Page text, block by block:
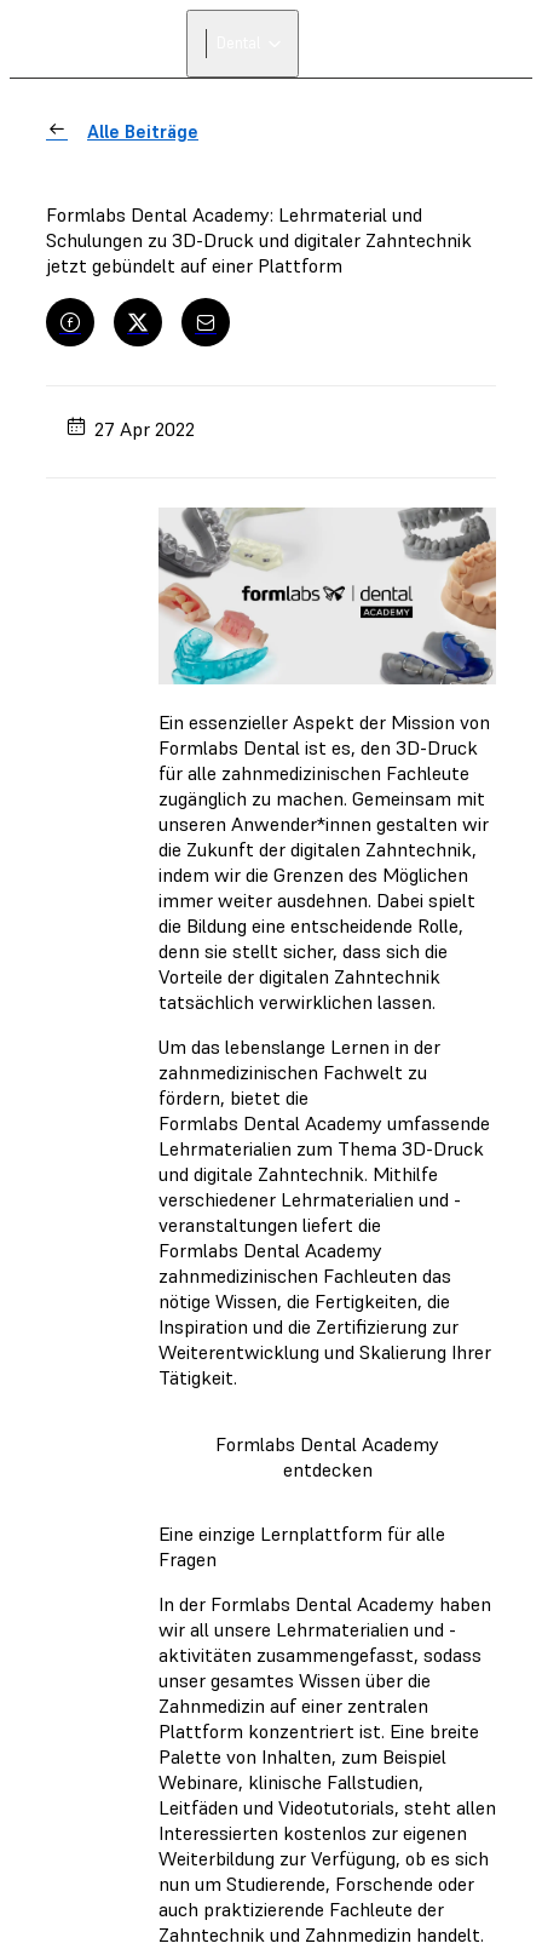
Alle Beiträge
Formlabs Dental Academy: Lehrmaterial und
Schulungen zu 3D-Druck und digitaler Zahntechnik
jetzt gebündelt auf einer Plattform
27 Apr 2022
Ein essenzieller Aspekt der Mission von
Formlabs Dental ist es, den 3D-Druck
für alle zahnmedizinischen Fachleute
zugänglich zu machen. Gemeinsam mit
unseren Anwender*innen gestalten wir
die Zukunft der digitalen Zahntechnik,
indem wir die Grenzen des Möglichen
immer weiter ausdehnen. Dabei spielt
die Bildung eine entscheidende Rolle,
denn sie stellt sicher, dass sich die
Vorteile der digitalen Zahntechnik
tatsächlich verwirklichen lassen.
Um das lebenslange Lernen in der
zahnmedizinischen Fachwelt zu
fördern, bietet die
Formlabs Dental Academy umfassende
Lehrmaterialien zum Thema 3D-Druck
und digitale Zahntechnik. Mithilfe
verschiedener Lehrmaterialien und -
veranstaltungen liefert die
Formlabs Dental Academy
zahnmedizinischen Fachleuten das
nötige Wissen, die Fertigkeiten, die
Inspiration und die Zertifizierung zur
Weiterentwicklung und Skalierung Ihrer
Tätigkeit.
Formlabs Dental Academy
entdecken
Eine einzige Lernplattform für alle
Fragen
In der Formlabs Dental Academy haben
wir all unsere Lehrmaterialien und -
aktivitäten zusammengefasst, sodass
unser gesamtes Wissen über die
Zahnmedizin auf einer zentralen
Plattform konzentriert ist. Eine breite
Palette von Inhalten, zum Beispiel
Webinare, klinische Fallstudien,
Leitfäden und Videotutorials, steht allen
Interessierten kostenlos zur eigenen
Weiterbildung zur Verfügung, ob es sich
nun um Studierende, Forschende oder
auch praktizierende Fachleute der
Zahntechnik und Zahnmedizin handelt.